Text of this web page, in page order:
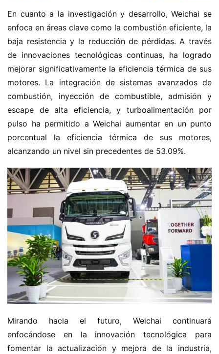
En cuanto a la investigación y desarrollo, Weichai se
enfoca en áreas clave como la combustión eficiente, la
baja resistencia y la reducción de pérdidas. A través
de innovaciones tecnológicas continuas, ha logrado
mejorar significativamente la eficiencia térmica de sus
motores. La integración de sistemas avanzados de
combustión, inyección de combustible, admisión y
escape de alta eficiencia, y turboalimentación por
pulso ha permitido a Weichai aumentar en un punto
porcentual la eficiencia térmica de sus motores,
alcanzando un nivel sin precedentes de 53.09%.
Mirando hacia el futuro, Weichai continuará
enfocándose en la innovación tecnológica para
fomentar la actualización y mejora de la industria,